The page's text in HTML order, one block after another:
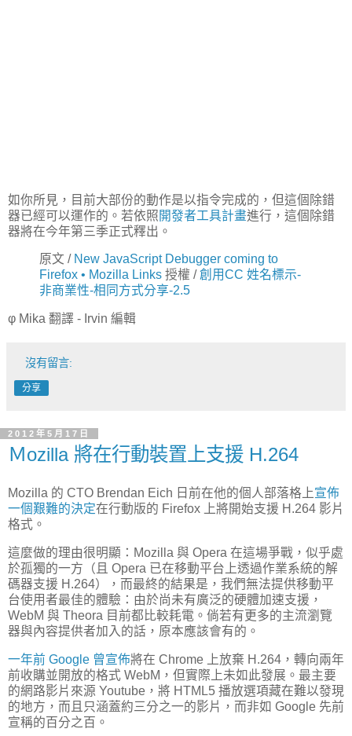
如你所見，目前大部份的動作是以指令完成的，但這個除錯
器已經可以運作的。若依照開發者工具計畫進行，這個除錯
器將在今年第三季正式釋出。
原文 / New JavaScript Debugger coming to
Firefox • Mozilla Links 授權 / 創用CC 姓名標示-
非商業性-相同方式分享-2.5
φ Mika 翻譯 - Irvin 編輯
沒有留言:
分享
2012年5月17日
Ｍozilla 將在行動裝置上支援 H.264
Mozilla 的 CTO Brendan Eich 日前在他的個人部落格上宣佈
一個艱難的決定在行動版的 Firefox 上將開始支援 H.264 影片
格式。
這麼做的理由很明顯：Mozilla 與 Opera 在這場爭戰，似乎處
於孤獨的一方（且 Opera 已在移動平台上透過作業系統的解
碼器支援 H.264），而最終的結果是，我們無法提供移動平
台使用者最佳的體驗：由於尚未有廣泛的硬體加速支援，
WebM 與 Theora 目前都比較耗電。倘若有更多的主流瀏覽
器與內容提供者加入的話，原本應該會有的。
一年前 Google 曾宣佈將在 Chrome 上放棄 H.264，轉向兩年
前收購並開放的格式 WebM，但實際上未如此發展。最主要
的網路影片來源 Youtube，將 HTML5 播放選項藏在難以發現
的地方，而且只涵蓋約三分之一的影片，而非如 Google 先前
宣稱的百分之百。